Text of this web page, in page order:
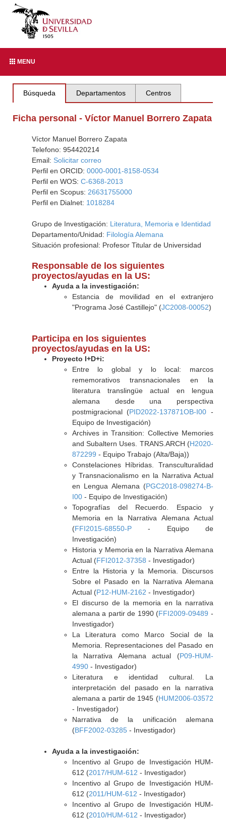
MENU
Búsqueda Departamentos Centros
Ficha personal - Víctor Manuel Borrero Zapata
Víctor Manuel Borrero Zapata
Telefono: 954420214
Email: Solicitar correo
Perfil en ORCID: 0000-0001-8158-0534
Perfil en WOS: C-6368-2013
Perfil en Scopus: 26631755000
Perfil en Dialnet: 1018284
Grupo de Investigación: Literatura, Memoria e Identidad
Departamento/Unidad: Filología Alemana
Situación profesional: Profesor Titular de Universidad
Responsable de los siguientes
proyectos/ayudas en la US:
Ayuda a la investigación:
Estancia de movilidad en el extranjero
"Programa José Castillejo" (JC2008-00052)
Participa en los siguientes
proyectos/ayudas en la US:
Proyecto I+D+i:
Entre lo global y lo local: marcos
rememorativos transnacionales en la
literatura translingüe actual en lengua
alemana desde una perspectiva
postmigracional (PID2022-137871OB-I00 -
Equipo de Investigación)
Archives in Transition: Collective Memories
and Subaltern Uses. TRANS.ARCH (H2020-
872299 - Equipo Trabajo (Alta/Baja))
Constelaciones Híbridas. Transculturalidad
y Transnacionalismo en la Narrativa Actual
en Lengua Alemana (PGC2018-098274-B-
I00- Equipo de Investigación)
Topografías del Recuerdo. Espacio y
Memoria en la Narrativa Alemana Actual
(FFI2015-68550-P- Equipo de
Investigación)
Historia y Memoria en la Narrativa Alemana
Actual (FFI2012-37358 - Investigador)
Entre la Historia y la Memoria. Discursos
Sobre el Pasado en la Narrativa Alemana
Actual (P12-HUM-2162 - Investigador)
El discurso de la memoria en la narrativa
alemana a partir de 1990 (FFI2009-09489 -
Investigador)
La Literatura como Marco Social de la
Memoria. Representaciones del Pasado en
la Narrativa Alemana actual (P09-HUM-
4990- Investigador)
Literatura e identidad cultural. La
interpretación del pasado en la narrativa
alemana a partir de 1945 (HUM2006-03572
- Investigador)
Narrativa de la unificación alemana
(BFF2002-03285- Investigador)
Ayuda a la investigación:
Incentivo al Grupo de Investigación HUM-
612 (2017/HUM-612 - Investigador)
Incentivo al Grupo de Investigación HUM-
612 (2011/HUM-612 - Investigador)
Incentivo al Grupo de Investigación HUM-
612 (2010/HUM-612 - Investigador)